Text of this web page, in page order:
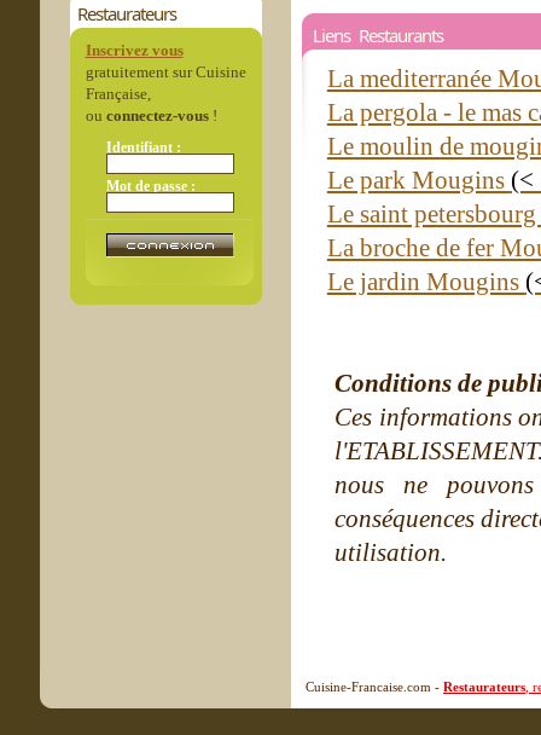
Restaurateurs
Inscrivez vous
gratuitement sur Cuisine
Française,
ou connectez-vous!
Identifiant :
Mot de passe :
Liens Restaurants
La mediterranée
La pergola - le mas
Le moulin de
Le park Mougins (<
Le saint
La broche de fer
Le jardin Mougins
Conditions de
Ces informations
nous ne
conséquences
utilisation.
Cuisine-Francaise.com - Restaurateurs ,